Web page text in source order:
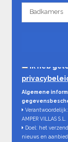
Ik heb
Algemene
Verantwoordelijk:
AMPER VILLAS S.L.
Doel: het
nieuws en
Badkamers
Badkamers